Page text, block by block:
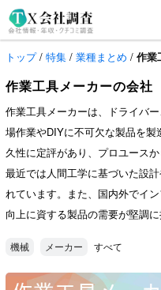
トップ/ 特集 / 業種まとめ / 作業
作業工具メーカーの会社
作業工具メーカーは、ドライバ
場作業やDIYに不可欠な製品を
久性に定評があり、プロユース
最近では人間工学に基づいた設
れています。また、国内外でイ
向上に資する製品の需要が堅調に
機械 メーカー すべて